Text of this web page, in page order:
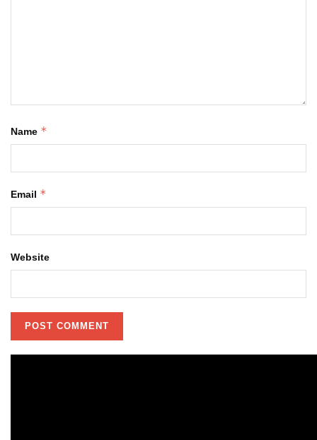
Name *
Email *
Website